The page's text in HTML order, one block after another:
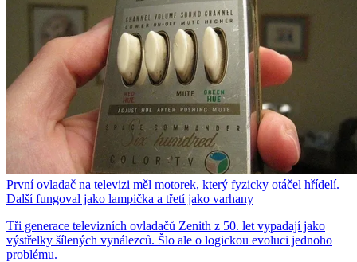
První ovladač na televizi měl motorek, který fyzicky otáčel hřídelí.
Další fungoval jako lampička a třetí jako varhany
Tři generace televizních ovladačů Zenith z 50. let vypadají jako
výstřelky šílených vynálezců. Šlo ale o logickou evoluci jednoho
problému.